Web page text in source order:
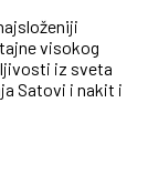
visokog
iz sveta
Satovi i nakit i